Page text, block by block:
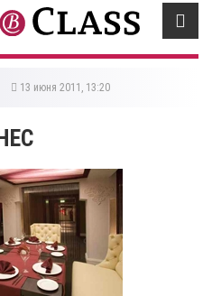
13 июня 2011, 13:20